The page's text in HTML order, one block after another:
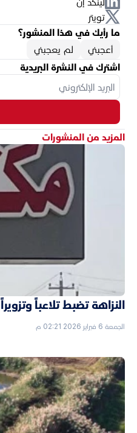
تويتر
ما رأيك في هذا المنشور؟
أعجبني
لم يعجبني
اشترك في النشرة البريدية
المزيد من المنشورات
النزاهة تضبط تلاعباً وتزويراً بـ 46 إضبارة في دائرة الحماية الاجتماعية
الجمعة 6 فبراير 2026 02:21 م